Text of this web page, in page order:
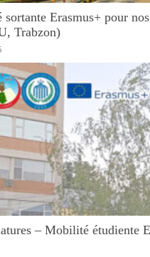
Erasmus+ pour
Trabzon)
– Mobilité étudiente